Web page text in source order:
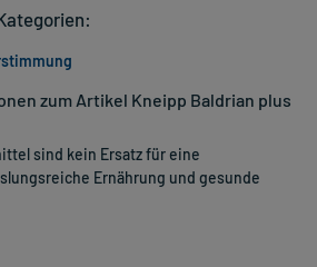
zum Artikel Kneipp Baldrian plus
sind kein Ersatz für eine
Ernährung und gesunde